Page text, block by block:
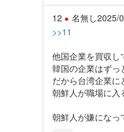
12 名無し2025/
>>11
他国企業を買収し
韓国の企業はずっ
だから台湾企業
朝鮮人が職場に入
朝鮮人が嫌になっ